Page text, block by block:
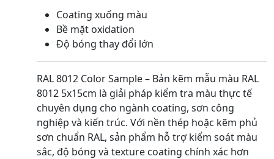
Coating xuống màu
Bề mặt oxidation
Độ bóng thay đổi lớn
RAL 8012 Color Sample – Bản kẽm mẫu màu RAL
8012 5x15cm là giải pháp kiểm tra màu thực tế
chuyên dụng cho ngành coating, sơn công
nghiệp và kiến trúc. Với nền thép hoặc kẽm phủ
sơn chuẩn RAL, sản phẩm hỗ trợ kiểm soát màu
sắc, độ bóng và texture coating chính xác hơn